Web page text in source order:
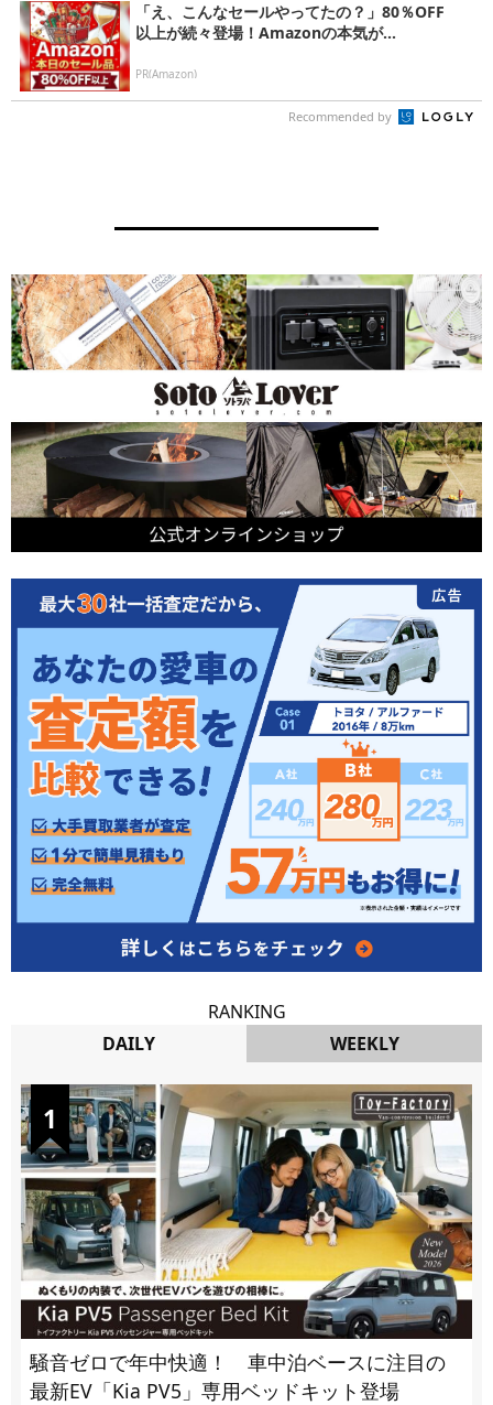
「え、こんなセールやってたの？」80％OFF
以上が続々登場！Amazonの本気が...
PR(Amazon)
Recommended by
RANKING
DAILY
WEEKLY
騒音ゼロで年中快適！ 車中泊ベースに注目の
最新EV「Kia PV5」専用ベッドキット登場